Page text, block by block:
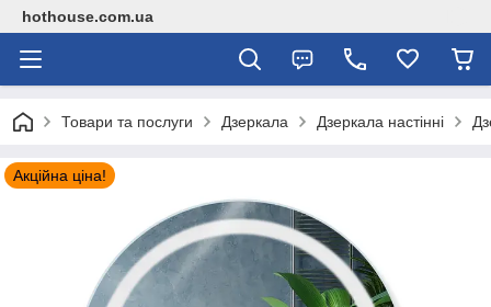
hothouse.com.ua
Товари та послуги Дзеркала Дзеркала настінні
Акційна ціна!